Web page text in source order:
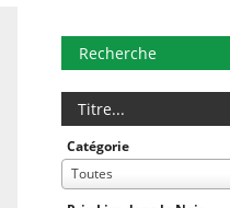
Recherche
Catégorie
Toutes